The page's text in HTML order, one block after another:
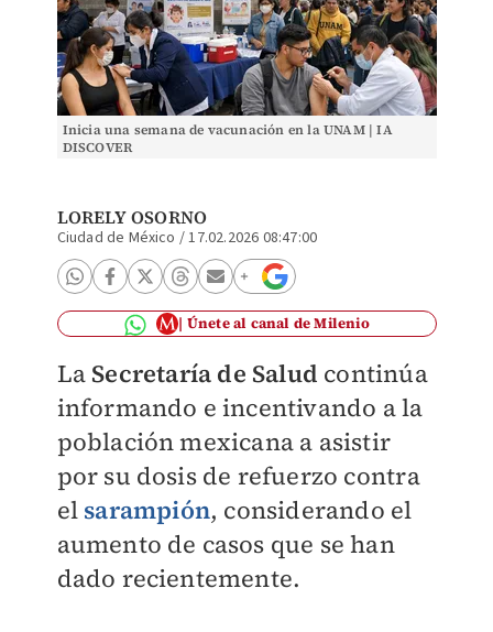
Inicia una semana de vacunación en la UNAM | IA
DISCOVER
LORELY OSORNO
Ciudad de México /17.02.2026 08:47:00
Únete al canal de Milenio
La Secretaría de Salud continúa
informando e incentivando a la
población mexicana a asistir
por su dosis de refuerzo contra
el sarampión, considerando el
aumento de casos que se han
dado recientemente.